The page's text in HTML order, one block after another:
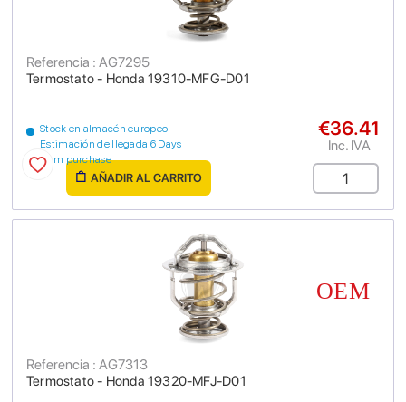
Termostato - Honda 19310-MFG-D01
Referencia : AG7295
Stock en almacén europeo
Estimación de llegada 6 Days
from purchase
€36.41
Inc. IVA
AÑADIR AL CARRITO
Termostato - Honda 19320-MFJ-D01
Referencia : AG7313